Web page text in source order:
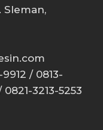
Sleman,
/ 0813-
3213-5253